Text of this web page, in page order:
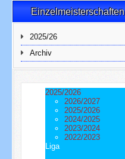
Einzelmeisterschaften
2025/26
Archiv
2025/2026
2026/2027
2025/2026
2024/2025
2023/2024
2022/2023
Liga